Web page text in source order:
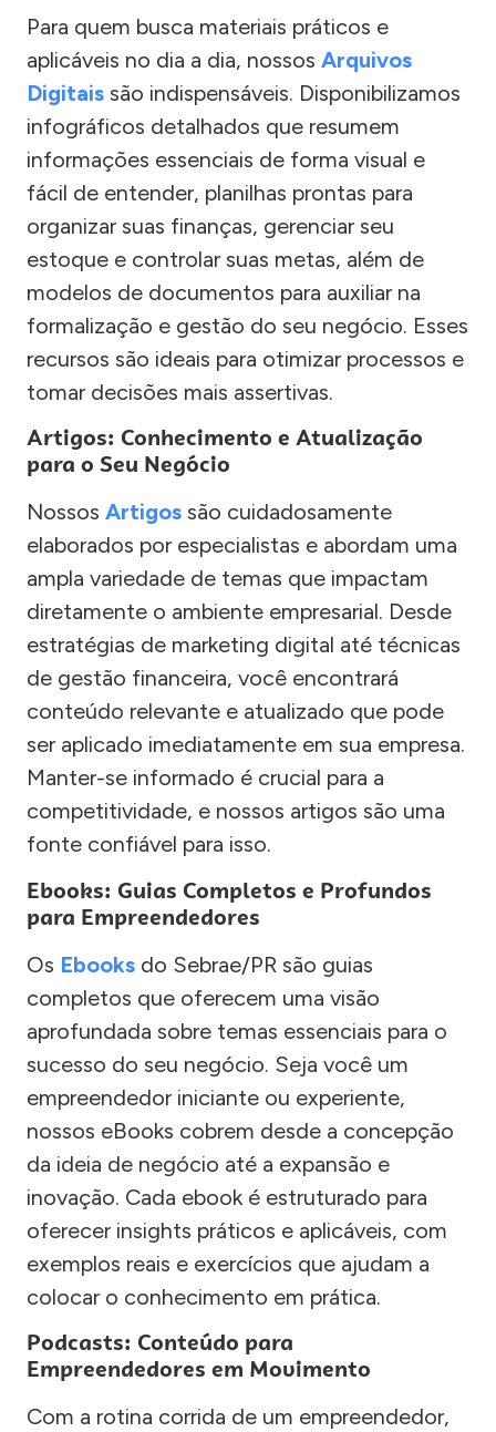
Para quem busca materiais práticos e
aplicáveis no dia a dia, nossos Arquivos
Digitais são indispensáveis. Disponibilizamos
infográficos detalhados que resumem
informações essenciais de forma visual e
fácil de entender, planilhas prontas para
organizar suas finanças, gerenciar seu
estoque e controlar suas metas, além de
modelos de documentos para auxiliar na
formalização e gestão do seu negócio. Esses
recursos são ideais para otimizar processos e
tomar decisões mais assertivas.
Artigos: Conhecimento e Atualização
para o Seu Negócio
Nossos Artigos são cuidadosamente
elaborados por especialistas e abordam uma
ampla variedade de temas que impactam
diretamente o ambiente empresarial. Desde
estratégias de marketing digital até técnicas
de gestão financeira, você encontrará
conteúdo relevante e atualizado que pode
ser aplicado imediatamente em sua empresa.
Manter-se informado é crucial para a
competitividade, e nossos artigos são uma
fonte confiável para isso.
Ebooks: Guias Completos e Profundos
para Empreendedores
Os Ebooks do Sebrae/PR são guias
completos que oferecem uma visão
aprofundada sobre temas essenciais para o
sucesso do seu negócio. Seja você um
empreendedor iniciante ou experiente,
nossos eBooks cobrem desde a concepção
da ideia de negócio até a expansão e
inovação. Cada ebook é estruturado para
oferecer insights práticos e aplicáveis, com
exemplos reais e exercícios que ajudam a
colocar o conhecimento em prática.
Podcasts: Conteúdo para
Empreendedores em Movimento
Com a rotina corrida de um empreendedor,